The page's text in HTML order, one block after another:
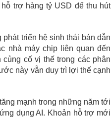
trợ hàng tỷ USD để thu hút
triển hệ sinh thái bán dẫn
nhà máy chip liên quan đến
cố vị thế trong các phân
này vẫn duy trì lợi thế cạnh
mạnh trong những năm tới
dụng AI. Khoản hỗ trợ mới